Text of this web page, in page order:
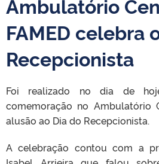
Ambulatório
FAMED celebra
Recepcionista
Foi realizado no dia de
comemoração no Ambulatório
alusão ao Dia do Recepcionista.
A celebração contou com a